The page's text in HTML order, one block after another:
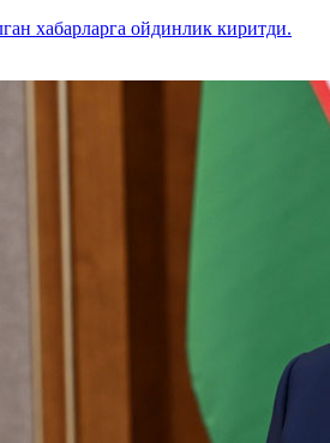
хабарларга ойдинлик киритди.